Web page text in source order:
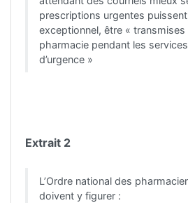
prescriptions urgentes
exceptionnel, être « transmises
pharmacie pendant les
d’urgence »
Extrait 2
L’Ordre national des
doivent y figurer :